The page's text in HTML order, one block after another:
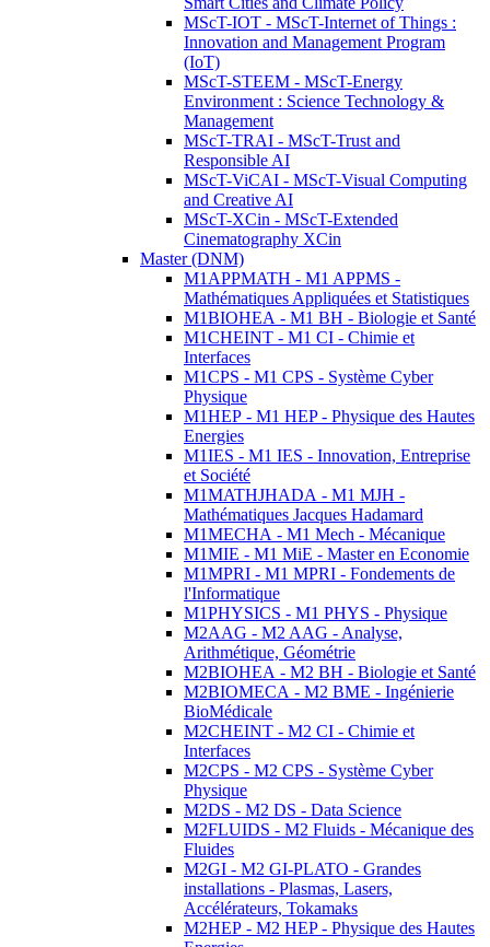
MScT-IOT - MScT-Internet of Things :
Innovation and Management Program
(IoT)
MScT-STEEM - MScT-Energy
Environment : Science Technology &
Management
MScT-TRAI - MScT-Trust and
Responsible AI
MScT-ViCAI - MScT-Visual Computing
and Creative AI
MScT-XCin - MScT-Extended
Cinematography XCin
Master (DNM)
M1APPMATH - M1 APPMS -
Mathématiques Appliquées et Statistiques
M1BIOHEA - M1 BH - Biologie et Santé
M1CHEINT - M1 CI - Chimie et
Interfaces
M1CPS - M1 CPS - Système Cyber
Physique
M1HEP - M1 HEP - Physique des Hautes
Energies
M1IES - M1 IES - Innovation, Entreprise
et Société
M1MATHJHADA - M1 MJH -
Mathématiques Jacques Hadamard
M1MECHA - M1 Mech - Mécanique
M1MIE - M1 MiE - Master en Economie
M1MPRI - M1 MPRI - Fondements de
l'Informatique
M1PHYSICS - M1 PHYS - Physique
M2AAG - M2 AAG - Analyse,
Arithmétique, Géométrie
M2BIOHEA - M2 BH - Biologie et Santé
M2BIOMECA - M2 BME - Ingénierie
BioMédicale
M2CHEINT - M2 CI - Chimie et
Interfaces
M2CPS - M2 CPS - Système Cyber
Physique
M2DS - M2 DS - Data Science
M2FLUIDS - M2 Fluids - Mécanique des
Fluides
M2GI - M2 GI-PLATO - Grandes
installations - Plasmas, Lasers,
Accélérateurs, Tokamaks
M2HEP - M2 HEP - Physique des Hautes